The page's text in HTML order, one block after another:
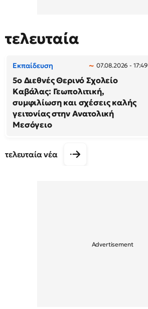
τελευταία
Εκπαίδευση 07.08.2026 - 17:49
5ο Διεθνές Θερινό Σχολείο
Καβάλας: Γεωπολιτική,
συμφιλίωση και σχέσεις καλής
γειτονίας στην Ανατολική
Μεσόγειο
τελευταία νέα